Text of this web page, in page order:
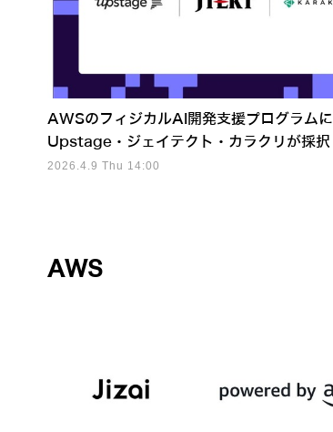
AWSのフィジカルAI開発支援プログラムに
Upstage・ジェイテクト・カラクリが採択
2026.4.9 Thu 14:00
AWS